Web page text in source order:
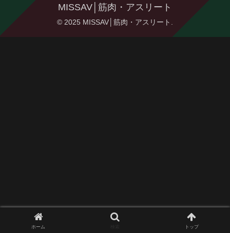
MISSAV│筋肉・アスリート
© 2025 MISSAV│筋肉・アスリート.
ホーム トップ